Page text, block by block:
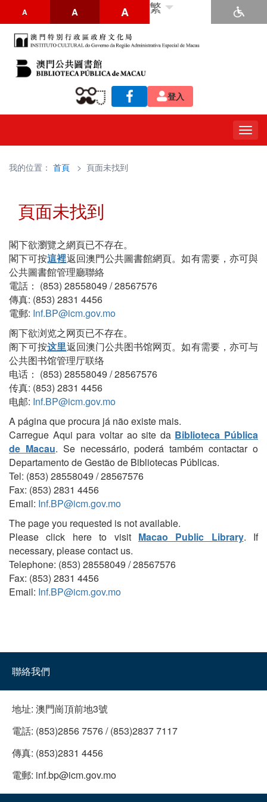
A A A 繁
登入
我的位置： 首頁 > 頁面未找到
頁面未找到
閣下欲瀏覽之網頁已不存在。
閣下可按這裡返回澳門公共圖書館網頁。如有需要，亦可與
公共圖書館管理廳聯絡
電話： (853) 28558049 / 28567576
傳真: (853) 2831 4456
電郵: Inf.BP@icm.gov.mo
阁下欲浏览之网页已不存在。
阁下可按这里返回澳门公共图书馆网页。如有需要，亦可与
公共图书馆管理厅联络
电话： (853) 28558049 / 28567576
传真: (853) 2831 4456
电邮: Inf.BP@icm.gov.mo
A página que procura já não existe mais.
Carregue Aqui para voltar ao site da Biblioteca Pública
de Macau. Se necessário, poderá também contactar o
Departamento de Gestão de Bibliotecas Públicas.
Tel: (853) 28558049 / 28567576
Fax: (853) 2831 4456
Email: Inf.BP@icm.gov.mo
The page you requested is not available.
Please click here to visit Macao Public Library. If
necessary, please contact us.
Telephone: (853) 28558049 / 28567576
Fax: (853) 2831 4456
Email: Inf.BP@icm.gov.mo
聯絡我們
地址: 澳門崗頂前地3號
電話: (853)2856 7576 / (853)2837 7117
傳真: (853)2831 4456
電郵: inf.bp@icm.gov.mo